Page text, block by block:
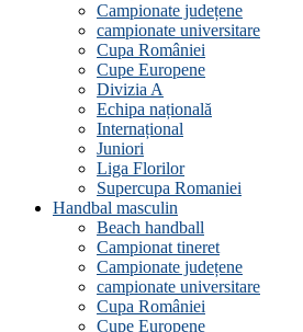
Campionate județene
campionate universitare
Cupa României
Cupe Europene
Divizia A
Echipa națională
Internațional
Juniori
Liga Florilor
Supercupa Romaniei
Handbal masculin
Beach handball
Campionat tineret
Campionate județene
campionate universitare
Cupa României
Cupe Europene